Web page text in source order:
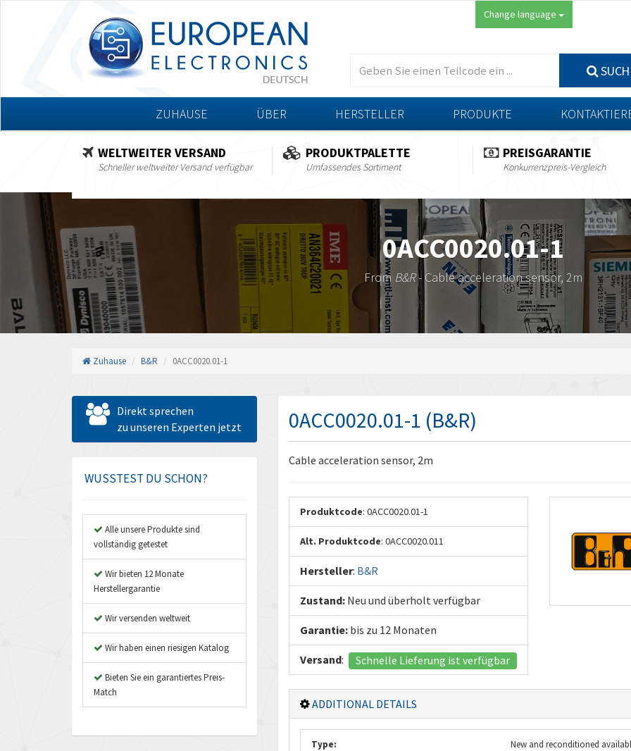
Change language
ZUHAUSE ÜBER HERSTELLER PRODUKTE
WELTWEITER VERSAND
Schneller weltweiter Versand verfügbar
PRODUKTPALETTE
Umfassendes Sortiment
PREISGARANTIE
Konkurrenzpreis-Vergleich
0ACC0020.01-1
From B&R- Cable acceleration sensor, 2m
Zuhause B&R 0ACC0020.01-1
Direkt sprechen
zu unseren Experten jetzt
WUSSTEST DU SCHON?
Alle unsere Produkte sind
vollständig getestet
Wir bieten 12 Monate
Herstellergarantie
Wir versenden weltweit
Wir haben einen riesigen Katalog
Bieten Sie ein garantiertes Preis-
Match
0ACC0020.01-1 (B&R)
Cable acceleration sensor, 2m
Produktcode: 0ACC0020.01-1
Alt. Produktcode: 0ACC0020.011
Hersteller: B&R
Zustand:Neu und überholt verfügbar
Garantie:bis zu 12 Monaten
Versand: Schnelle Lieferung ist verfügbar
ADDITIONAL DETAILS
Type: New and reconditioned